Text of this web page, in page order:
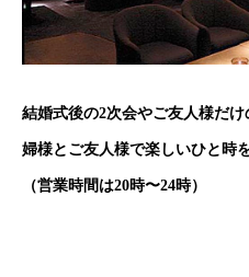
結婚式後の2次会やご友人様だ
婦様とご友人様で楽しいひと時
（営業時間は20時〜24時）